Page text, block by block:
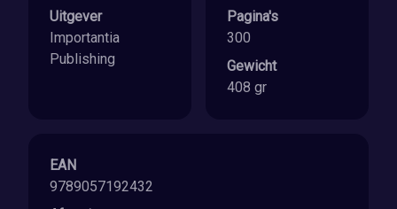
Uitgever
Importantia
Publishing
Pagina's
300
Gewicht
408 gr
EAN
9789057192432